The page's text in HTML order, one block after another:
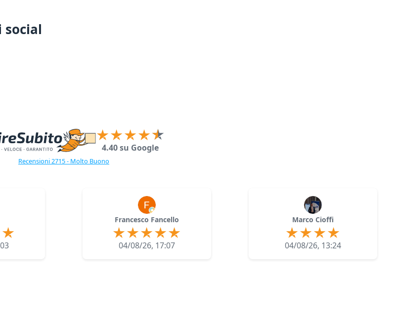
social
4.40 su Google
Recensioni 2715 - Molto Buono
Francesco Fancello
04/08/26, 17:07
Marco Cioffi
04/08/26, 13:24